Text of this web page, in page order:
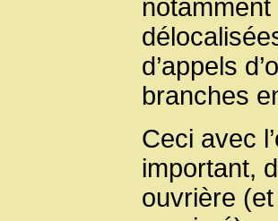
d’appels
branches
Ceci avec
important,
ouvrière